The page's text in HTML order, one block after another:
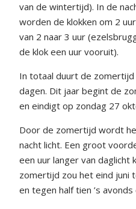
van de wintertijd). In de
worden de klokken om 2
van 2 naar 3 uur
de klok een uur vooruit).
In totaal duurt de
dagen. Dit jaar begint de
en eindigt op zondag 27
Door de zomertijd wordt
nacht licht. Een groot
een uur langer van daglicht
zomertijd zou het eind juni
en tegen half tien ’s avonds